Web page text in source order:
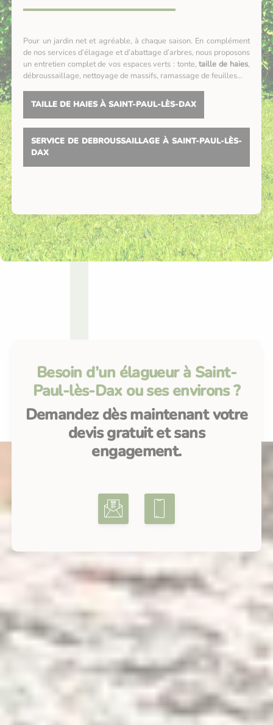
Pour un jardin net et agréable, à chaque saison. En complément
de nos services d’élagage et d’abattage d’arbres, nous proposons
un entretien complet de vos espaces verts : tonte,taille de haies,
débroussaillage, nettoyage de massifs, ramassage de feuilles…
TAILLE DE HAIES À SAINT-PAUL-LÈS-DAX
SERVICE DE DEBROUSSAILLAGE À SAINT-PAUL-LÈS-
DAX
Besoin d’un élagueur à Saint-
Paul-lès-Dax ou ses environs ?
Demandez dès maintenant votre
devis gratuit et sans
engagement.